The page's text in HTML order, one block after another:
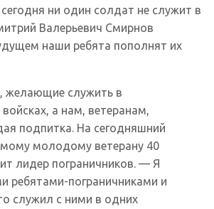
ни один солдат не служит в
Валерьевич Смирнов
наши ребята пополнят их
желающие служить в
а нам, ветеранам,
подпитка. На сегодняшний
молодому ветерану 40
лидер пограничников. — Я
ребятами-пограничниками и
служил с ними в одних